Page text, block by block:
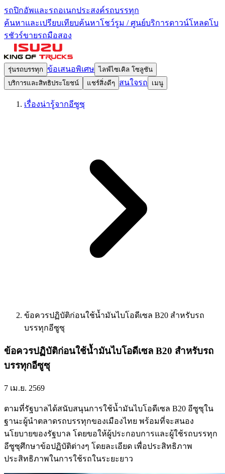
รถปิกอัพและรถอเนกประสงค์รถบรรทุก
ค้นหาและเปรียบเทียบค้นหาโชว์รูม / ศูนย์บริการดาวน์โหลดโบ
รชัวร์ขายรถมือสอง
รุ่นรถบรรทุก ข้อเสนอพิเศษ ไลฟ์ไซเคิล โซลูชัน
บริการและสิทธิประโยชน์
แชร์สิ่งดีๆ สนใจรถ เมนู
เรื่องน่ารู้จากอีซูซุ
ข้อควรปฏิบัติก่อนใช้น้ำมันไบโอดีเซล B20 สำหรับรถ
บรรทุกอีซูซุ
ข้อควรปฏิบัติก่อนใช้น้ำมันไบโอดีเซล B20 สำหรับรถ
บรรทุกอีซูซุ
7 เม.ย. 2569
ตามที่รัฐบาลได้สนับสนุนการใช้น้ำมันไบโอดีเซล B20 อีซูซุใน
ฐานะผู้นำตลาดรถบรรทุกของเมืองไทย พร้อมที่จะสนอง
นโยบายของรัฐบาล โดยขอให้ผู้ประกอบการและผู้ใช้รถบรรทุก
อีซูซุศึกษาข้อปฏิบัติต่างๆ โดยละเอียด เพื่อประสิทธิภาพ
ประสิทธิภาพในการใช้รถในระยะยาว